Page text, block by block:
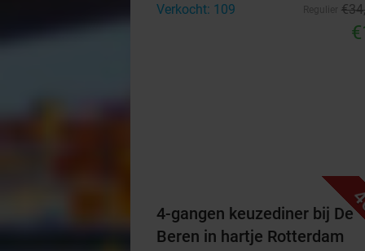
Verkocht: 109 €34
4-gangen keuzediner bij De
Beren in hartje Rotterdam